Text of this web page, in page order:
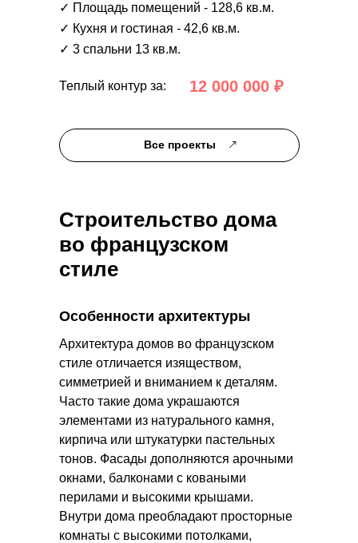
Теплый контур за:
✓ 3 спальни 13 кв.м.
✓ Кухня и гостиная - 42,6 кв.м.
✓ Площадь помещений - 128,6 кв.м.
12 000 000 ₽
Все проекты
Строительство дома
во французском
стиле
Архитектура домов во французском
стиле отличается изяществом,
симметрией и вниманием к деталям.
Часто такие дома украшаются
элементами из натурального камня,
кирпича или штукатурки пастельных
тонов. Фасады дополняются арочными
окнами, балконами с коваными
перилами и высокими крышами.
Внутри дома преобладают просторные
комнаты с высокими потолками,
Особенности архитектуры